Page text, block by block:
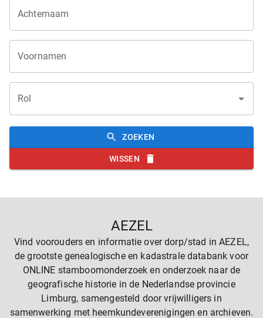
Achternaam
Voornamen
Rol
ZOEKEN
WISSEN
AEZEL
Vind voorouders en informatie over dorp/stad in AEZEL,
de grootste genealogische en kadastrale databank voor
ONLINE stamboomonderzoek en onderzoek naar de
geografische historie in de Nederlandse provincie
Limburg, samengesteld door vrijwilligers in
samenwerking met heemkundeverenigingen en archieven.